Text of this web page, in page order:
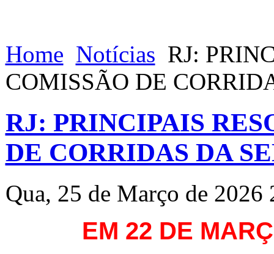
Home Notícias RJ:
COMISSÃO DE
RJ: PRINCIPAIS
DE CORRIDAS DA
Qua, 25 de Março de 2026
EM 22 DE